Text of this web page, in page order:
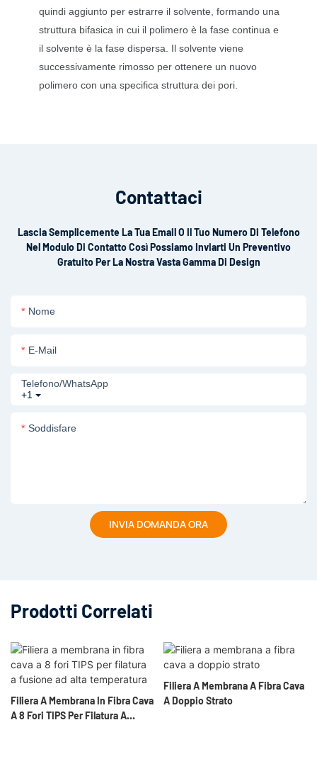
quindi aggiunto per estrarre il solvente, formando una
struttura bifasica in cui il polimero è la fase continua e
il solvente è la fase dispersa. Il solvente viene
successivamente rimosso per ottenere un nuovo
polimero con una specifica struttura dei pori.
Contattaci
Lascia Semplicemente La Tua Email O Il Tuo Numero Di Telefono
Nel Modulo Di Contatto Così Possiamo Inviarti Un Preventivo
Gratuito Per La Nostra Vasta Gamma Di Design
Nome
E-Mail
+1
Telefono/WhatsApp
Soddisfare
INVIA DOMANDA ORA
Prodotti Correlati
Filiera A Membrana In Fibra Cava
A 8 Fori TIPS Per Filatura A
Filiera A Membrana A Fibra Cava
A Doppio Strato